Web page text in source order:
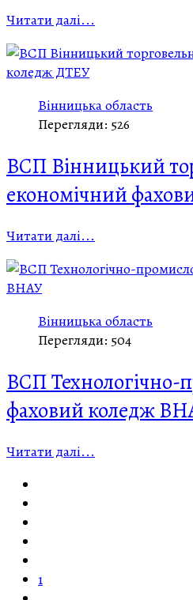
Читати далі...
Вінницька область
Перегляди: 526
ВСП Вінницький
економічний
Читати далі...
Вінницька область
Перегляди: 504
ВСП Технологічно-
фаховий коледж
Читати далі...
1